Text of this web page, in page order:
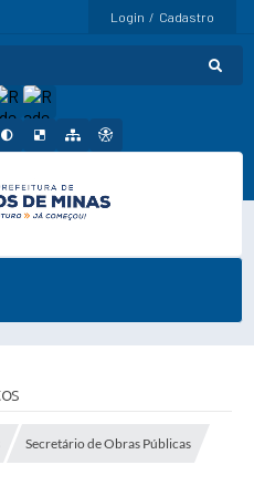
Login / Cadastro
Secretário de Obras Públicas